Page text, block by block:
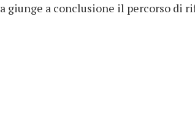
giunge a conclusione il percorso di